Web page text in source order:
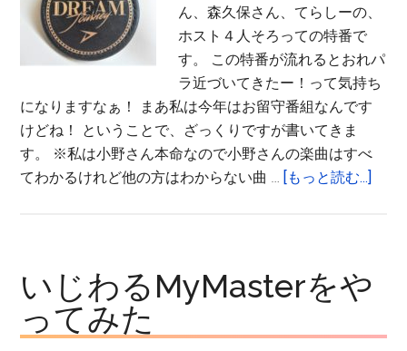
験
記
ん、森久保さん、てらしーの、
ホスト４人そろっての特番で
す。 この特番が流れるとおれパ
ラ近づいてきたー！って気持ち
になりますなぁ！ まあ私は今年はお留守番組なんです
けどね！ ということで、ざっくりですが書いてきま
す。 ※私は小野さん本命なので小野さんの楽曲はすべ
てわかるけれど他の方はわからない曲 … [もっと読む...]
番
いじわるMyMasterをや
ってみた